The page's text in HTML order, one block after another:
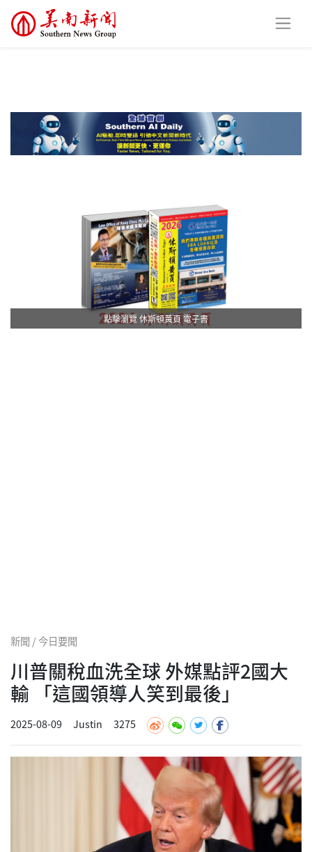
點擊瀏覽 休斯頓黃頁 電子書
新聞 / 今日要聞
川普關稅血洗全球 外媒點評2國大
輸 「這國領導人笑到最後」
2025-08-09 Justin 3275